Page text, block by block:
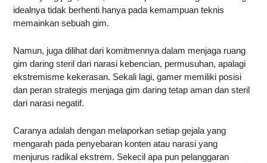
idealnya tidak berhenti hanya pada kemampuan teknis
memainkan sebuah gim.
Namun, juga dilihat dari komitmennya dalam menjaga ruang
gim daring steril dari narasi kebencian, permusuhan, apalagi
ekstremisme kekerasan. Sekali lagi, gamer memiliki posisi
dan peran strategis menjaga gim daring tetap aman dan steril
dari narasi negatif.
Caranya adalah dengan melaporkan setiap gejala yang
mengarah pada penyebaran konten atau narasi yang
menjurus radikal ekstrem. Sekecil apa pun pelanggaran